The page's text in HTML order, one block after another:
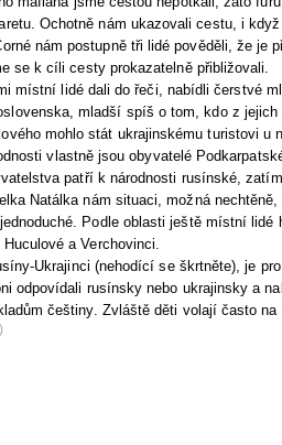
Ochotně nám ukazovali cestu, i
nám postupně tři lidé pověděli, že je
se k cíli cesty prokazatelně přibližovali.
místní lidé dali do řeči, nabídli čerstvé
mladší spíš o tom, kdo z
mohlo stát ukrajinskému turistovi u
vlastně jsou obyvatelé
patří k národnosti rusínské,
Natálka nám situaci, možná
Podle oblasti ještě místní lidé
a Verchovinci.
Ukrajinci (nehodící se škrtněte), je
odpovídali rusínsky nebo ukrajinsky a
češtiny. Zvláště děti volají často na
)